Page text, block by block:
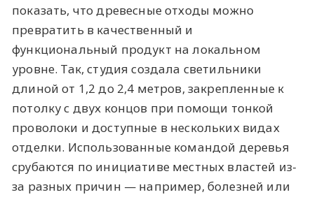
показать, что древесные отходы можно
превратить в качественный и
функциональный продукт на локальном
уровне. Так, студия создала светильники
длиной от 1,2 до 2,4 метров, закрепленные к
потолку с двух концов при помощи тонкой
проволоки и доступные в нескольких видах
отделки. Использованные командой деревья
срубаются по инициативе местных властей из-
за разных причин — например, болезней или